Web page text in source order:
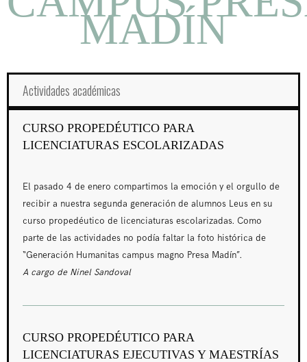
MADÍN
Actividades académicas
CURSO PROPEDÉUTICO PARA
LICENCIATURAS ESCOLARIZADAS
El pasado 4 de enero compartimos la emoción y el orgullo de
recibir a nuestra segunda generación de alumnos Leus en su
curso propedéutico de licenciaturas escolarizadas. Como
parte de las actividades no podía faltar la foto histórica de
“Generación Humanitas campus magno Presa Madín”.
A cargo de Ninel Sandoval
CURSO PROPEDÉUTICO PARA
LICENCIATURAS EJECUTIVAS Y MAESTRÍAS